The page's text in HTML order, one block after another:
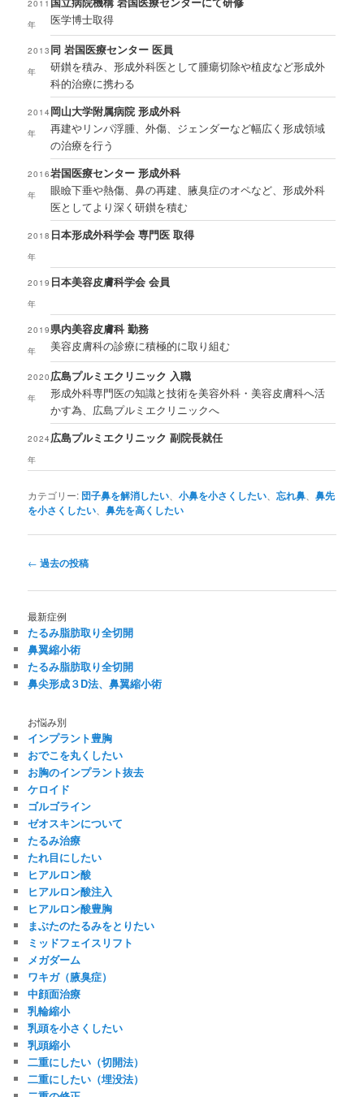
2011
年
医学博士取得
2013
年
同 岩国医療センター 医員
研鑚を積み、形成外科医として腫瘍切除や植皮など形成外
科的治療に携わる
2014
年
岡山大学附属病院 形成外科
再建やリンパ浮腫、外傷、ジェンダーなど幅広く形成領域
の治療を行う
2016
年
岩国医療センター 形成外科
眼瞼下垂や熱傷、鼻の再建、腋臭症のオペなど、形成外科
医としてより深く研鑚を積む
2018
年
日本形成外科学会 専門医 取得
2019
年
日本美容皮膚科学会 会員
2019
年
県内美容皮膚科 勤務
美容皮膚科の診療に積極的に取り組む
2020
年
広島プルミエクリニック 入職
形成外科専門医の知識と技術を美容外科・美容皮膚科へ活
かす為、広島プルミエクリニックへ
2024
年
広島プルミエクリニック 副院長就任
カテゴリー: 団子鼻を解消したい 、小鼻を小さくしたい 、忘れ鼻 、鼻先
を小さくしたい 、鼻先を高くしたい
投
ナ
ビ
ゲ
ー
シ
ョ
← 過去の投稿
最新症例
たるみ脂肪取り全切開
鼻翼縮小術
たるみ脂肪取り全切開
鼻尖形成３D法、鼻翼縮小術
お悩み別
インプラント豊胸
おでこを丸くしたい
お胸のインプラント抜去
ケロイド
ゴルゴライン
ゼオスキンについて
たるみ治療
たれ目にしたい
ヒアルロン酸
ヒアルロン酸注入
ヒアルロン酸豊胸
まぶたのたるみをとりたい
ミッドフェイスリフト
メガダーム
ワキガ（腋臭症）
中顔面治療
乳輪縮小
乳頭を小さくしたい
乳頭縮小
二重にしたい（切開法）
二重にしたい（埋没法）